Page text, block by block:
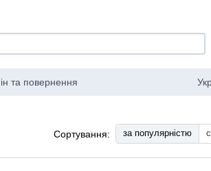
та повернення
Сортування: за популярністю